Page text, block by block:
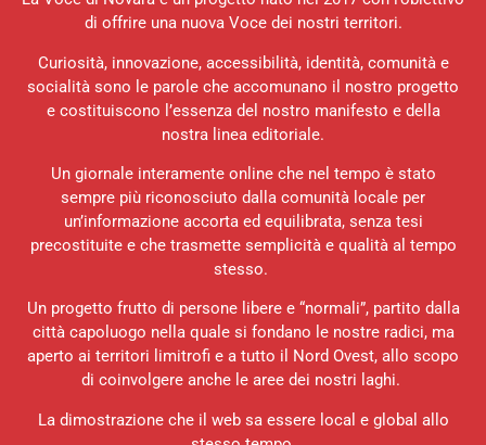
di offrire una nuova Voce dei nostri territori.
Curiosità, innovazione, accessibilità, identità, comunità e
socialità sono le parole che accomunano il nostro progetto
e costituiscono l’essenza del nostro manifesto e della
nostra linea editoriale.
Un giornale interamente online che nel tempo è stato
sempre più riconosciuto dalla comunità locale per
un’informazione accorta ed equilibrata, senza tesi
precostituite e che trasmette semplicità e qualità al tempo
stesso.
Un progetto frutto di persone libere e “normali”, partito dalla
città capoluogo nella quale si fondano le nostre radici, ma
aperto ai territori limitrofi e a tutto il Nord Ovest, allo scopo
di coinvolgere anche le aree dei nostri laghi.
La dimostrazione che il web sa essere local e global allo